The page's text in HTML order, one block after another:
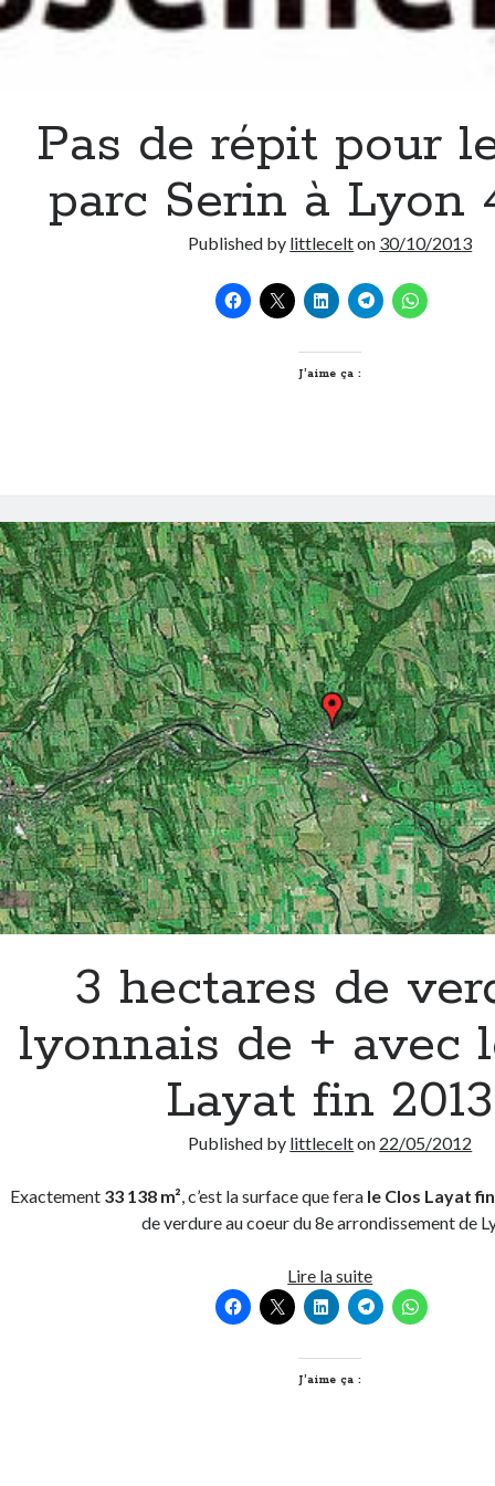
Pas de répit pour
parc Serin à Lyon
Published by littlecelton 30/10/2013
J’aime ça :
3 hectares de
lyonnais de + avec
Layat fin 2013
Published by littlecelton 22/05/2012
Exactement 33 138 m², c’est la surface que fera le Clos Layat
de verdure au coeur du 8e arrondissement de
Lire la suite3
hectares
de
J’aime ça :